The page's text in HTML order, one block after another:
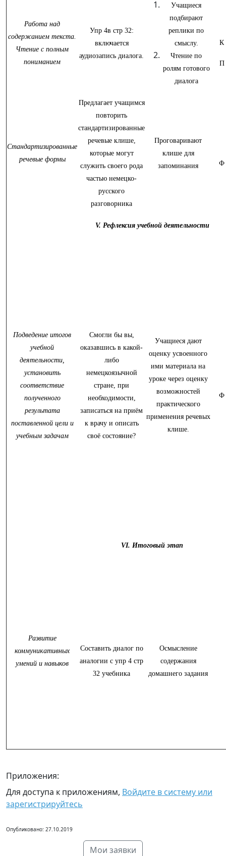
Работа над
содержанием текста.
Чтение с полным
пониманием
Упр 4в стр 32:
включается
аудиозапись диалога.
Учащиеся
подбирают
реплики по
смыслу.
Чтение по
ролям готового
диалога
К
П
Стандартизированные
речевые формы
Предлагает учащимся
повторить
стандартизированные
речевые клише,
которые могут
служить своего рода
частью немецко-
русского
разговорника
Проговаривают
клише для
запоминания
Ф
V. Рефлексия учебной деятельности
Подведение итогов
учебной
деятельности,
установить
соответствие
полученного
результата
поставленной цели и
учебным задачам
Смогли бы вы,
оказавшись в какой-
либо
немецкоязычной
стране, при
необходимости,
записаться на приём
к врачу и описать
своё состояние?
Учащиеся дают
оценку усвоенного
ими материала на
уроке через оценку
возможностей
практического
применения речевых
клише.
Ф
VI. Итоговый этап
Развитие
коммуникативных
умений и навыков
Составить диалог по
аналогии с упр 4 стр
32 учебника
Осмысление
содержания
домашнего задания
Приложения:
Для доступа к приложениям, Войдите в систему или
зарегистрируйтесь
Опубликовано: 27.10.2019
Мои заявки